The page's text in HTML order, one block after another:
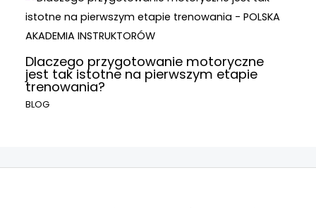
Dlaczego przygotowanie motoryczne
jest tak istotne na pierwszym etapie
trenowania?
BLOG